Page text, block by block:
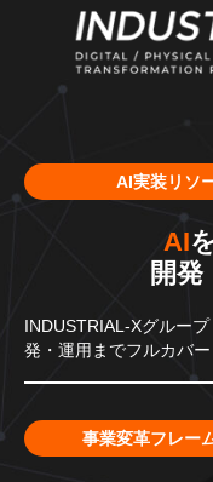
AI実装リソ
AI
開発
INDUSTRIAL-Xグループ
発・運用までフルカバー
事業変革フレー